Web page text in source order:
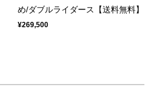
め/ダブルライダース【送料無料】
¥269,500